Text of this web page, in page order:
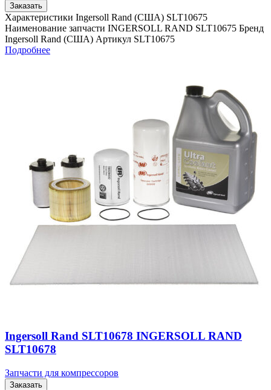
Заказать
Характеристики Ingersoll Rand (США) SLT10675
Наименование запчасти INGERSOLL RAND SLT10675 Бренд
Ingersoll Rand (США) Артикул SLT10675
Подробнее
Ingersoll Rand SLT10678 INGERSOLL RAND
SLT10678
Запчасти для компрессоров
Заказать